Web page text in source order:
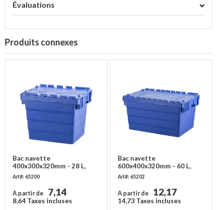
Évaluations
Produits connexes
Bac navette
400x300x320mm - 28 L,
emboîtable
Art#: 65200
A partir de 7,14
8,64 Taxes incluses
Bac navette
600x400x320mm - 60 L,
emboîtable
Art#: 65202
A partir de 12,17
14,73 Taxes incluses